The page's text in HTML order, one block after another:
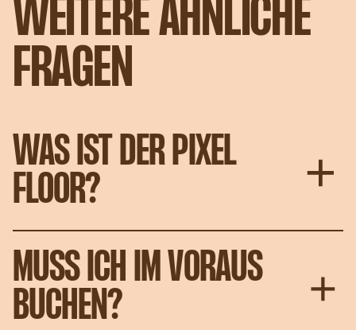
WEITERE ÄHNLICHE
FRAGEN
WAS IST DER PIXEL
FLOOR?
MUSS ICH IM VORAUS
BUCHEN?